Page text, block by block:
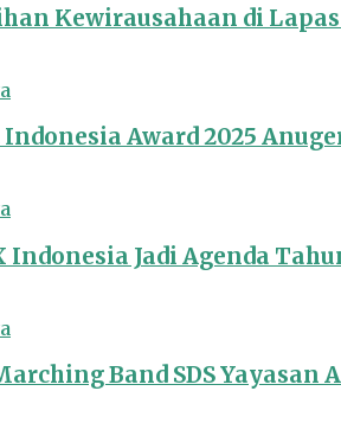
Kewirausahaan di
Award 2025
Indonesia Jadi Agenda
Band SDS